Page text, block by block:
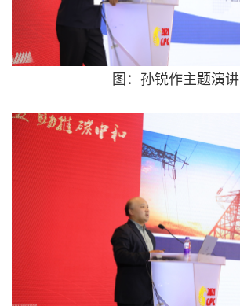
图：孙锐作主题演讲